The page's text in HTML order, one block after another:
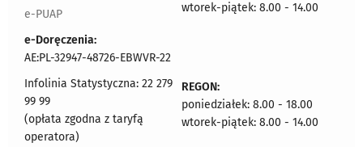
e-PUAP
e-Doręczenia:
AE:PL-32947-48726-EBWVR-22
Infolinia Statystyczna: 22 279
99 99
(opłata zgodna z taryfą
operatora)
wtorek-piątek: 8.00 - 14.00
REGON:
poniedziałek: 8.00 - 18.00
wtorek-piątek: 8.00 - 14.00